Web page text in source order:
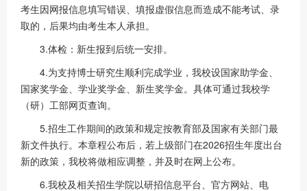
考生因网报信息填写错误、填报虚假信息而造成不能考试、录
取的，后果均由考生本人承担。
3.体检：新生报到后统一安排。
4.为支持博士研究生顺利完成学业，我校设国家助学金、
国家奖学金、学业奖学金、新生奖学金。具体可通过我校学
（研）工部网页查询。
5.招生工作期间的政策和规定按教育部及国家有关部门最
新文件执行。本章程公布后，若上级部门在2026招生年度出台
新的政策，我校将做相应调整，并及时在网上公布。
6.我校及相关招生学院以研招信息平台、官方网站、电